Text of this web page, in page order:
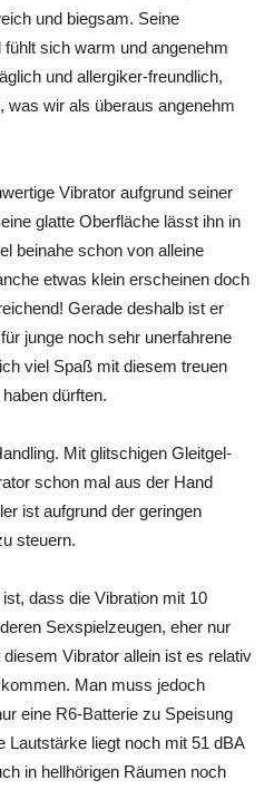
und biegsam. Seine
sich warm und angenehm
und allergiker-freundlich,
was wir als überaus angenehm
Vibrator aufgrund seiner
glatte Oberfläche lässt ihn in
beinahe schon von alleine
etwas klein erscheinen doch
Gerade deshalb ist er
junge noch sehr unerfahrene
viel Spaß mit diesem treuen
dürften.
Mit glitschigen Gleitgel-
schon mal aus der Hand
ist aufgrund der geringen
steuern.
dass die Vibration mit 10
Sexspielzeugen, eher nur
Vibrator allein ist es relativ
Man muss jedoch
eine R6-Batterie zu Speisung
Lautstärke liegt noch mit 51 dBA
in hellhörigen Räumen noch